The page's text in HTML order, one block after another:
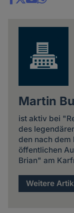
Share
Martin
ist aktiv bei
des
den nach dem
öffentlichen
Brian" am
Weitere